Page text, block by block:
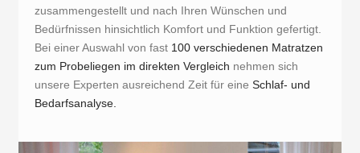
zusammengestellt und nach Ihren Wünschen und
Bedürfnissen hinsichtlich Komfort und Funktion gefertigt.
Bei einer Auswahl von fast 100 verschiedenen Matratzen
zum Probeliegen im direkten Vergleich nehmen sich
unsere Experten ausreichend Zeit für eineSchlaf- und
Bedarfsanalyse.